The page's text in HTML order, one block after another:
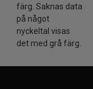
färg. Saknas data
på något
nyckeltal visas
det med grå färg.